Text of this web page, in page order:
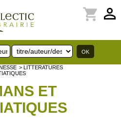
perm_identity
shopping_cart
> LITTERATURES
ET